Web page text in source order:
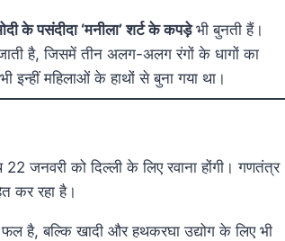
के पसंदीदा ‘मनीला’ शर्ट के कपड़ेभी बुनती हैं।
है, जिसमें तीन अलग-अलग रंगों के धागों का
इन्हीं महिलाओं के हाथों से बुना गया था।
जनवरी को दिल्ली के लिए रवाना होंगी। गणतंत्र
कर रहा है।
बल्कि खादी और हथकरघा उद्योग के लिए भी